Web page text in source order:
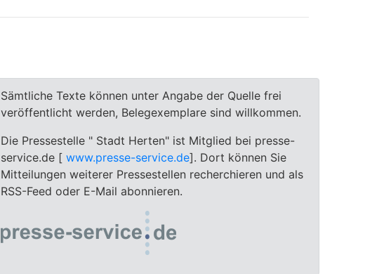
Sämtliche Texte können unter Angabe der Quelle frei
veröffentlicht werden, Belegexemplare sind willkommen.
Die Pressestelle " Stadt Herten" ist Mitglied bei presse-
service.de [ www.presse-service.de]. Dort können Sie
Mitteilungen weiterer Pressestellen recherchieren und als
RSS-Feed oder E-Mail abonnieren.